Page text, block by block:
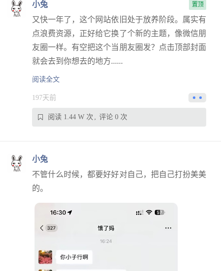
小兔 置顶
又快一年了，这个网站依旧处于放养阶段。属实有
点浪费资源，正好给它换了个新的主题，像微信朋
友圈一样。有空把这个当朋友圈发？点击顶部封面
就会去到你想去的地方......
阅读全文
197天前
阅读 1.44 W 次 评论 0 次
小兔
不管什么时候，都要好好对自己，把自己打扮美美
的。